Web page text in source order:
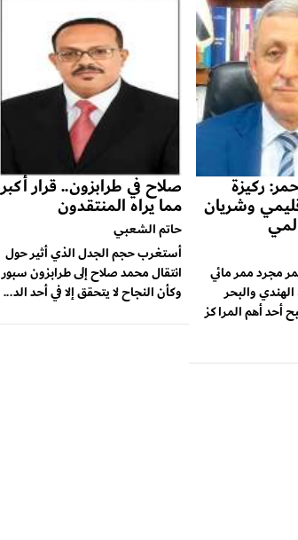
ركيزة
وشريان
مجرد ممر مائي
والبحر
أحد أهم المراكز
صلاح في طرابزون.. قرار أكبر
مما يراه المنتقدون
حاتم الشعبي
أستغرب حجم الجدل الذي أثير حول
انتقال محمد صلاح إلى طرابزون سبور
وكأن النجاح لا يتحقق إلا في أحد الد...